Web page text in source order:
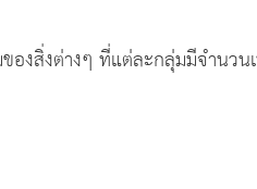
ข้าใจ (K)
องสิ่งต่างๆ ที่แต่ละกลุ่มมีจำนวน
บวนการ